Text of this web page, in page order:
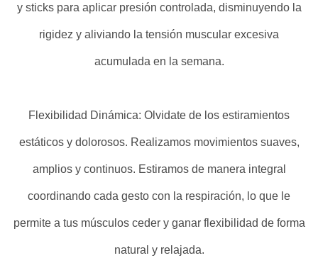
y sticks para aplicar presión controlada, disminuyendo la
rigidez y aliviando la tensión muscular excesiva
acumulada en la semana.
Flexibilidad Dinámica: Olvidate de los estiramientos
estáticos y dolorosos. Realizamos movimientos suaves,
amplios y continuos. Estiramos de manera integral
coordinando cada gesto con la respiración, lo que le
permite a tus músculos ceder y ganar flexibilidad de forma
natural y relajada.